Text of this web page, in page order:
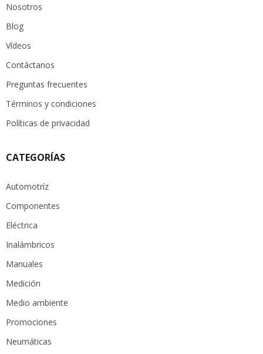
Nosotros
Blog
Vídeos
Contáctanos
Preguntas frecuentes
Términos y condiciones
Políticas de privacidad
CATEGORÍAS
Automotríz
Componentes
Eléctrica
Inalámbricos
Manuales
Medición
Medio ambiente
Promociones
Neumáticas